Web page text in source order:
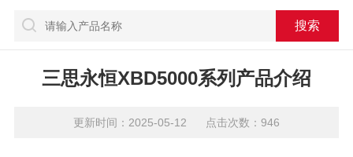
三思永恒XBD5000系列产品介绍
更新时间：2025-05-12 点击次数：946